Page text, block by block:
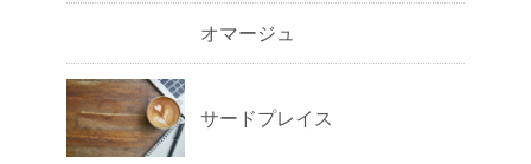
オマージュ
サードプレイス